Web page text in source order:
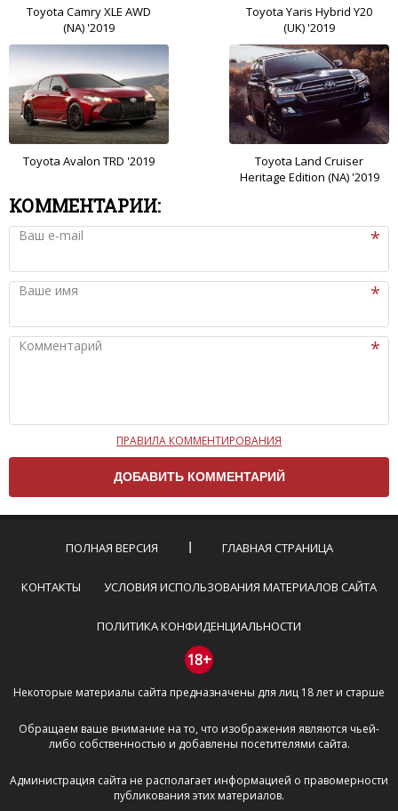
Toyota Camry XLE AWD
(NA) '2019
Toyota Yaris Hybrid Y20
(UK) '2019
Toyota Avalon TRD '2019
Toyota Land Cruiser
Heritage Edition (NA) '2019
КОММЕНТАРИИ:
Ваш e-mail
Ваше имя
Комментарий
Чтобы ваш комментарий был опубликован на сайте,
вам нужно придерживаться следующих правил:
Комментарий не может быть слишком
эмоциональных высказываний.
Не стоит отклоняться от предмета обсуждения.
Пожалуйста, не используйте в комментарие
призывы к насилию и высказывания,
направленные на разжигание расовой,
межнациональной и религиозной розни —
пожалейте наших модераторов, они кстати
очень славные ребята, поверьте.
буквами.
Не копируйте рецензии с других сайтов, нам
важно именно ваше мнение.
Не размещайте рекламу!
ПРАВИЛА КОММЕНТИРОВАНИЯ
ПОЛНАЯ ВЕРСИЯ ГЛАВНАЯ СТРАНИЦА
КОНТАКТЫ УСЛОВИЯ ИСПОЛЬЗОВАНИЯ МАТЕРИАЛОВ САЙТА
ПОЛИТИКА КОНФИДЕНЦИАЛЬНОСТИ
18+
Некоторые материалы сайта предназначены для лиц 18 лет и старше
Обращаем ваше внимание на то, что изображения являются чьей-
либо собственностью и добавлены посетителями сайта.
Администрация сайта не располагает информацией о правомерности
публикования этих материалов.